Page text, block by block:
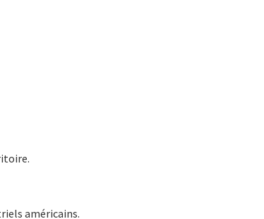
américains.